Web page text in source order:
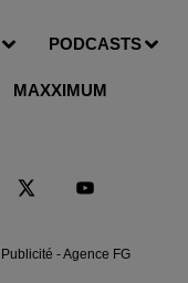
PODCASTS
MAXXIMUM
Publicité - Agence FG